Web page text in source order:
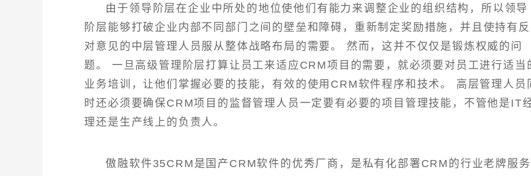
由于领导阶层在企业中所处的地位使他们有能力来调整企业的组织结构，所以领导
阶层能够打破企业内部不同部门之间的壁垒和障碍，重新制定奖励措施，并且使持有反
对意见的中层管理人员服从整体战略布局的需要。 然而，这并不仅仅是锻炼权威的问
题。 一旦高级管理阶层打算让员工来适应CRM项目的需要，就必须要对员工进行适当
业务培训，让他们掌握必要的技能，有效的使用CRM软件程序和技术。 高层管理人员
时还必须要确保CRM项目的监督管理人员一定要有必要的项目管理技能，不管他是IT
理还是生产线上的负责人。
傲融软件35CRM是国产CRM软件的优秀厂商，是私有化部署CRM的行业老牌服务